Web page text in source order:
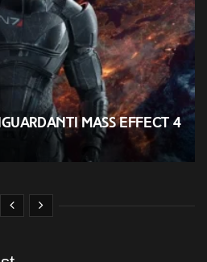
Mass Effect 4